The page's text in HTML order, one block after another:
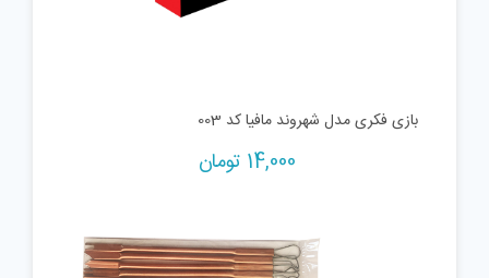
بازی فکری مدل شهروند مافیا کد 003
14,000 تومان